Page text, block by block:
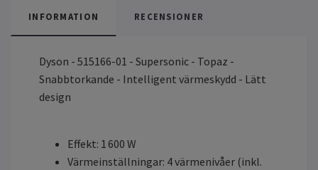
INFORMATION RECENSIONER
Dyson - 515166-01 - Supersonic - Topaz -
Snabbtorkande - Intelligent värmeskydd - Lätt
design
Effekt: 1 600 W
Värmeinställningar: 4 värmenivåer (inkl.